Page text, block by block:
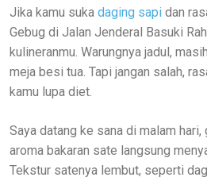
Jika kamu suka daging sapi dan
Gebug di Jalan Jenderal Basuki
kulineranmu. Warungnya jadul,
meja besi tua. Tapi jangan salah,
kamu lupa diet.
Saya datang ke sana di malam
aroma bakaran sate langsung
Tekstur satenya lembut, seperti